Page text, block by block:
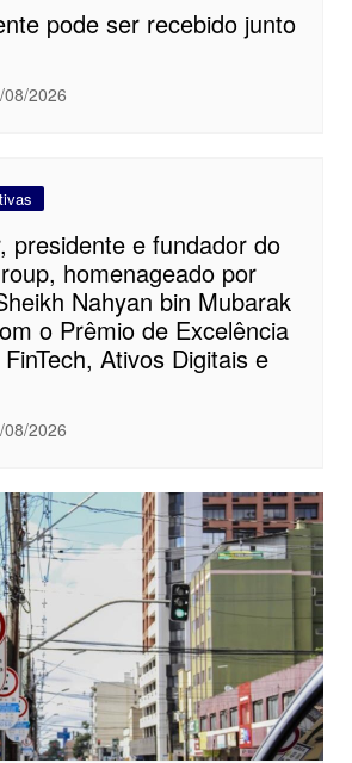
pode ser recebido junto
08/2026
presidente e fundador do
homenageado por
Nahyan bin Mubarak
o Prêmio de Excelência
Ativos Digitais e
08/2026